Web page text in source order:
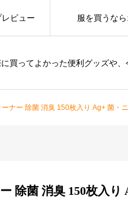
買ってよかった便利グッズや
ビュー 服を買うな
ナー 除菌 消臭 150枚入り Ag+ 菌・
除菌 消臭 150枚入り